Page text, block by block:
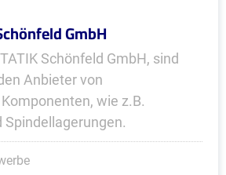
GmbH
Schönfeld GmbH, sind
Anbieter von
wie z.B.
Spindellagerungen.